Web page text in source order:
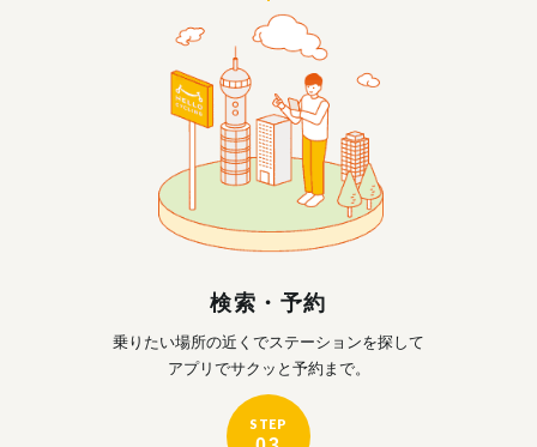
検索・予約
乗りたい場所の近くでステーションを探して
アプリでサクッと予約まで。
STEP